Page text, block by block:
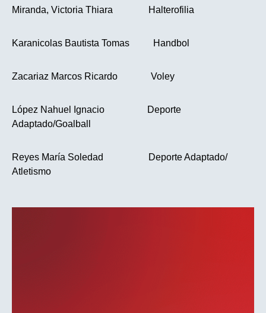
Miranda, Victoria Thiara Halterofilia
Karanicolas Bautista Tomas Handbol
Zacariaz Marcos Ricardo Voley
López Nahuel Ignacio Deporte
Adaptado/Goalball
Reyes María Soledad Deporte Adaptado/
Atletismo